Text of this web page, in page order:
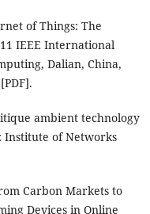
of Things: The
IEEE International
Dalian, China,
ambient technology
Institute of Networks
Carbon Markets to
Devices in Online